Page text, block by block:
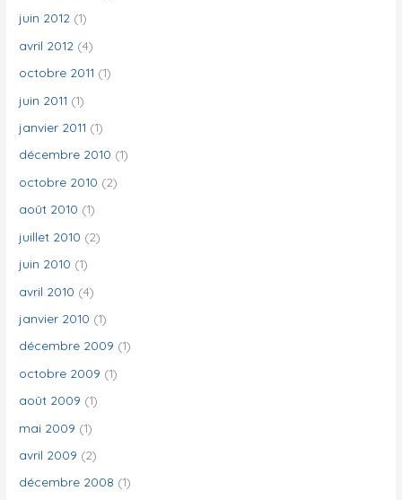
juin 2012 (1)
avril 2012 (4)
octobre 2011 (1)
juin 2011 (1)
janvier 2011 (1)
décembre 2010 (1)
octobre 2010 (2)
août 2010 (1)
juillet 2010 (2)
juin 2010 (1)
avril 2010 (4)
janvier 2010 (1)
décembre 2009 (1)
octobre 2009 (1)
août 2009 (1)
mai 2009 (1)
avril 2009 (2)
décembre 2008 (1)